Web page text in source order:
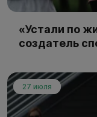
«Устали по
создатель
27 июля